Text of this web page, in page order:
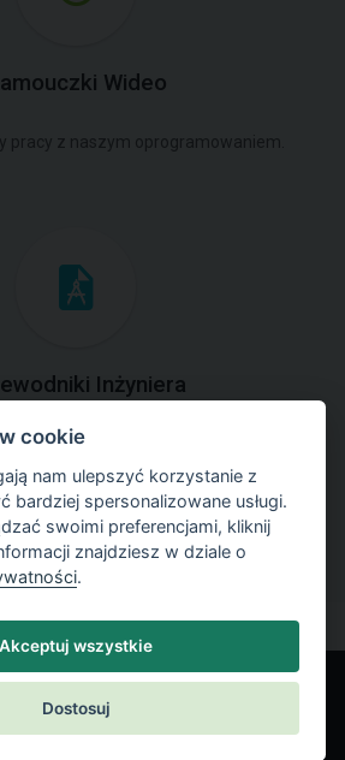
Wideo
pracy z naszym oprogramowaniem.
Inżyniera
przykładami rozwiązań zadań
zastosowaniem programów GEO5.
cookie
nam ulepszyć korzystanie z
bardziej spersonalizowane usługi.
swoimi preferencjami, kliknij
znajdziesz w dziale o
.
Akceptuj wszystkie
Dostosuj